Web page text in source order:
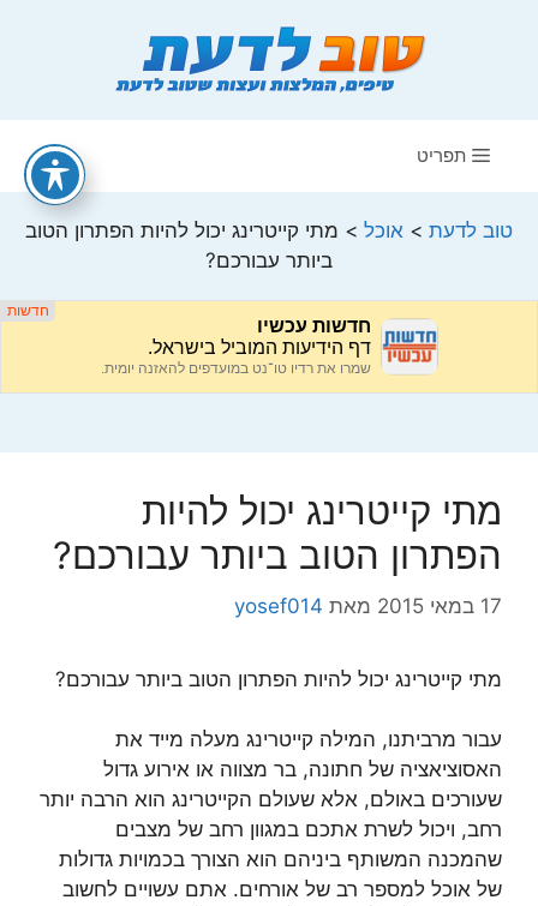
תפריט
טוב לדעת > אוכל > מתי קייטרינג יכול להיות הפתרון הטוב
ביותר עבורכם?
מתי קייטרינג יכול להיות
הפתרון הטוב ביותר עבורכם?
17 במאי 2015 מאת yosef014
מתי קייטרינג יכול להיות הפתרון הטוב ביותר עבורכם?
עבור מרביתנו, המילה קייטרינג מעלה מייד את
האסוציאציה של חתונה, בר מצווה או אירוע גדול
שעורכים באולם, אלא שעולם הקייטרינג הוא הרבה יותר
רחב, ויכול לשרת אתכם במגוון רחב של מצבים
שהמכנה המשותף ביניהם הוא הצורך בכמויות גדולות
של אוכל למספר רב של אורחים. אתם עשויים לחשוב